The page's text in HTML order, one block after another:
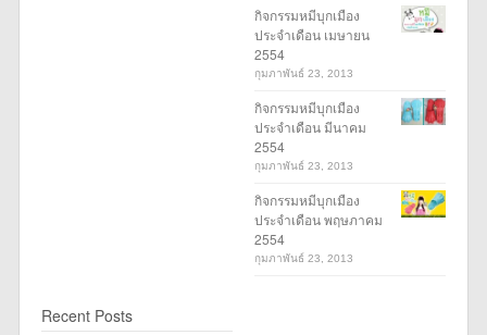
กิจกรรมหมีบุกเมือง
ประจำเดือน เมษายน
2554
กุมภาพันธ์ 23, 2013
กิจกรรมหมีบุกเมือง
ประจำเดือน มีนาคม
2554
กุมภาพันธ์ 23, 2013
กิจกรรมหมีบุกเมือง
ประจำเดือน พฤษภาคม
2554
กุมภาพันธ์ 23, 2013
Recent Posts